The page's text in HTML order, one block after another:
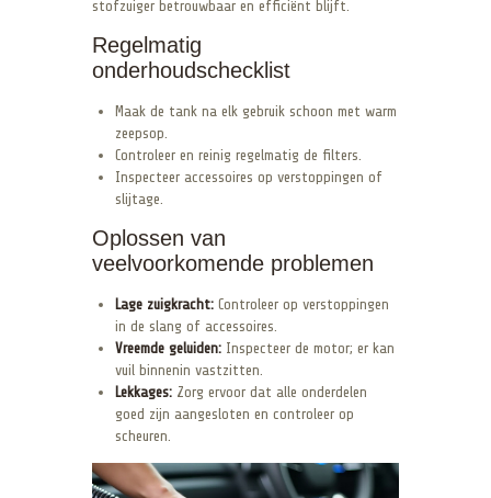
stofzuiger betrouwbaar en efficiënt blijft.
Regelmatig
onderhoudschecklist
Maak de tank na elk gebruik schoon met warm
zeepsop.
Controleer en reinig regelmatig de filters.
Inspecteer accessoires op verstoppingen of
slijtage.
Oplossen van
veelvoorkomende problemen
Lage zuigkracht: Controleer op verstoppingen
in de slang of accessoires.
Vreemde geluiden: Inspecteer de motor; er kan
vuil binnenin vastzitten.
Lekkages: Zorg ervoor dat alle onderdelen
goed zijn aangesloten en controleer op
scheuren.